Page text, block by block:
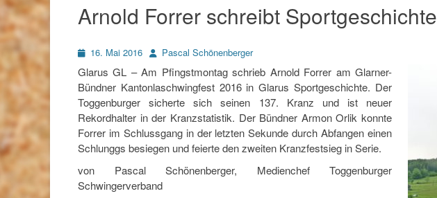
Arnold Forrer schreibt Sportgeschichte
Posted16. Mai 2016 AutorPascal Schönenberger
Glarus GL – Am Pfingstmontag schrieb Arnold Forrer am Glarner-
Bündner Kantonlaschwingfest 2016 in Glarus Sportgeschichte. Der
Toggenburger sicherte sich seinen 137. Kranz und ist neuer
Rekordhalter in der Kranzstatistik. Der Bündner Armon Orlik konnte
Forrer im Schlussgang in der letzten Sekunde durch Abfangen einen
Schlunggs besiegen und feierte den zweiten Kranzfestsieg in Serie.
von Pascal Schönenberger, Medienchef Toggenburger
Schwingerverband